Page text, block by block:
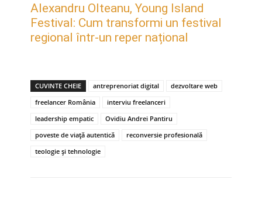
Alexandru Olteanu, Young Island
Festival: Cum transformi un festival
regional într-un reper național
CUVINTE CHEIE antreprenoriat digital
dezvoltare web
freelancer România
interviu freelanceri
leadership empatic
Ovidiu Andrei Pantiru
poveste de viață autentică
reconversie profesională
teologie și tehnologie